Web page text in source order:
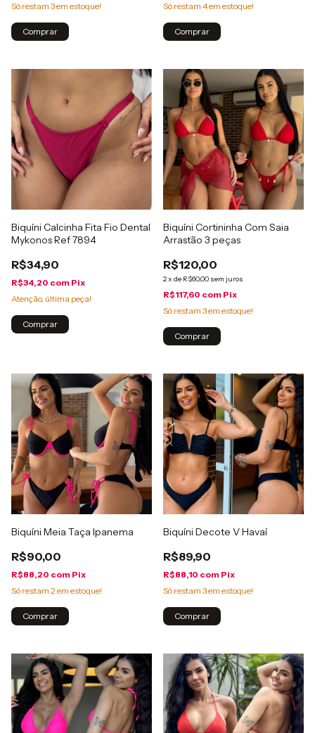
Só restam 3em estoque!
Comprar
Só restam 4em estoque!
Comprar
Biquíni Calcinha Fita Fio Dental
Mykonos Ref 7894
R$34,90
R$34,20 com Pix
Atenção, última peça!
Comprar
Biquíni Cortininha Com Saia
Arrastão 3 peças
R$120,00
2x de R$60,00 sem juros
R$117,60 com Pix
Só restam 3em estoque!
Comprar
Biquíni Meia Taça Ipanema
R$90,00
R$88,20 com Pix
Só restam 2em estoque!
Comprar
Biquíni Decote V Havaí
R$89,90
R$88,10 com Pix
Só restam 3em estoque!
Comprar